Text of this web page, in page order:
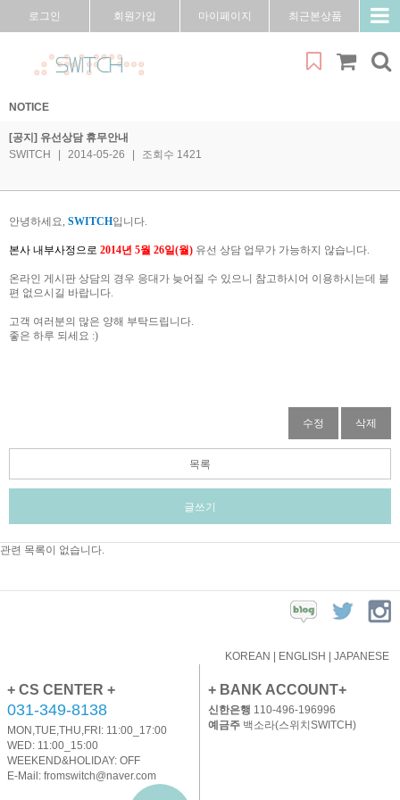
로그인 회원가입 마이페이지 최근본상품
NOTICE
[공지] 유선상담 휴무안내
SWITCH
2014-05-26 조회수 1421
안녕하세요, SWITCH입니다.
본사 내부사정으로 2014년 5월 26일(월) 유선 상담 업무가 가능하지 않습니다.
온라인 게시판 상담의 경우 응대가 늦어질 수 있으니 참고하시어 이용하시는데 불
편 없으시길 바랍니다.
고객 여러분의 많은 양해 부탁드립니다.
좋은 하루 되세요 :)
수정 삭제
목록
글쓰기
관련 목록이 없습니다.
KOREAN ENGLISH JAPANESE
+ CS CENTER +
031-349-8138
MON,TUE,THU,FRI: 11:00_17:00
WED: 11:00_15:00
WEEKEND&HOLIDAY: OFF
E-Mail: fromswitch@naver.com
+ BANK ACCOUNT+
신한은행 110-496-196996
예금주백소라(스위치SWITCH)